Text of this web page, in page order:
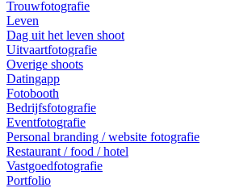
Trouwfotografie
Leven
Dag uit het leven shoot
Uitvaartfotografie
Overige shoots
Datingapp
Fotobooth
Bedrijfsfotografie
Eventfotografie
Personal branding / website fotografie
Restaurant / food / hotel
Vastgoedfotografie
Portfolio